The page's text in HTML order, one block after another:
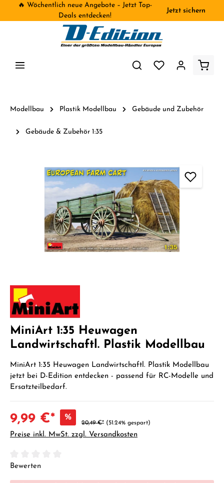
🔥 Wöchentlich neue Angebote – Jetzt Top-
Deals entdecken!
Jetzt sichern
Modellbau Plastik Modellbau Gebäude und Zubehör
Gebäude & Zubehör 1:35
MiniArt 1:35 Heuwagen
Landwirtschaftl. Plastik Modellbau
MiniArt 1:35 Heuwagen Landwirtschaftl. Plastik Modellbau
jetzt bei D-Edition entdecken - passend für RC-Modelle und
Ersatzteilbedarf.
9,99 €* %
20,49 €* (51.24% gespart)
Preise inkl. MwSt. zzgl. Versandkosten
Durchschnittliche Bewertung von 0 von 5 Sternen
Bewerten